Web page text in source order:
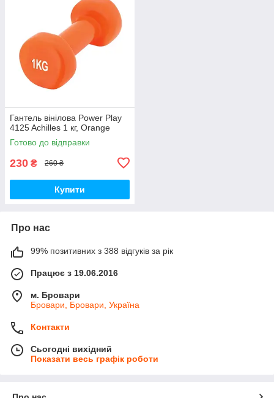
Гантель вінілова Power Play
4125 Achilles 1 кг, Orange
Готово до відправки
230 ₴ 260 ₴
Купити
Про нас
99% позитивних з 388 відгуків за рік
Працює з 19.06.2016
м. Бровари
Бровари, Бровари, Україна
Контакти
Сьогодні вихідний
Показати весь графік роботи